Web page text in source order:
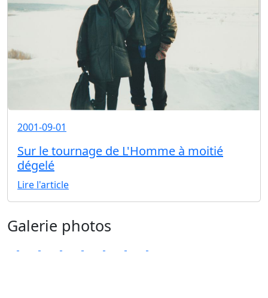
2001-09-01
Sur le tournage de L'Homme à moitié
dégelé
Lire l'article
Galerie photos